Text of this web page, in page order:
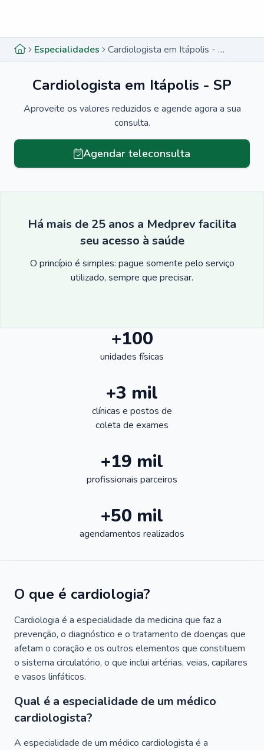
Especialidades Cardiologista em Itápolis - SP
Cardiologista em Itápolis - SP
Aproveite os valores reduzidos e agende agora a sua
consulta.
Agendar teleconsulta
Há mais de 25 anos a Medprev facilita
seu acesso à saúde
O princípio é simples: pague somente pelo serviço
utilizado, sempre que precisar.
+100
unidades físicas
+3 mil
clínicas e postos de
coleta de exames
+19 mil
profissionais parceiros
+50 mil
agendamentos realizados
O que é cardiologia?
Cardiologia é a especialidade da medicina que faz a
prevenção, o diagnóstico e o tratamento de doenças que
afetam o coração e os outros elementos que constituem
o sistema circulatório, o que inclui artérias, veias, capilares
e vasos linfáticos.
Qual é a especialidade de um médico
cardiologista?
A especialidade de um médico cardiologista é a